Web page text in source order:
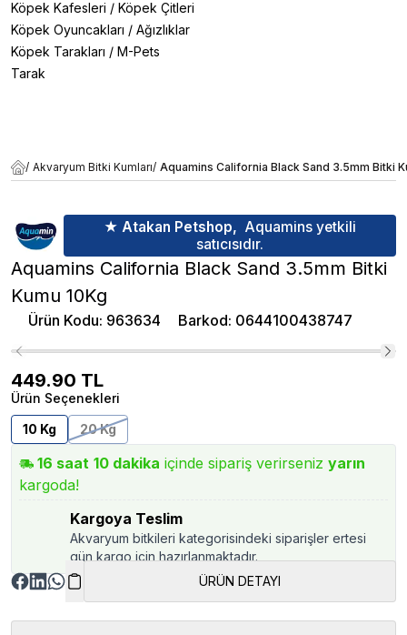
Köpek Kafesleri / Köpek Çitleri
Köpek Oyuncakları / Ağızlıklar
Köpek Tarakları / M-Pets
Tarak
/ Akvaryum Bitki Kumları/ Aquamins California Black Sand 3.5mm Bitki
★ Atakan Petshop, Aquamins yetkili
satıcısıdır.
Aquamins California Black Sand 3.5mm Bitki
Kumu 10Kg
Ürün Kodu: 963634 Barkod: 0644100438747
449.90 TL
Ürün Seçenekleri
10 Kg
20 Kg
16 saat 10 dakika içinde sipariş verirseniz yarın
kargoda!
Kargoya Teslim
Akvaryum bitkileri kategorisindeki siparişler ertesi
gün kargo için hazırlanmaktadır.
ÜRÜN DETAYI